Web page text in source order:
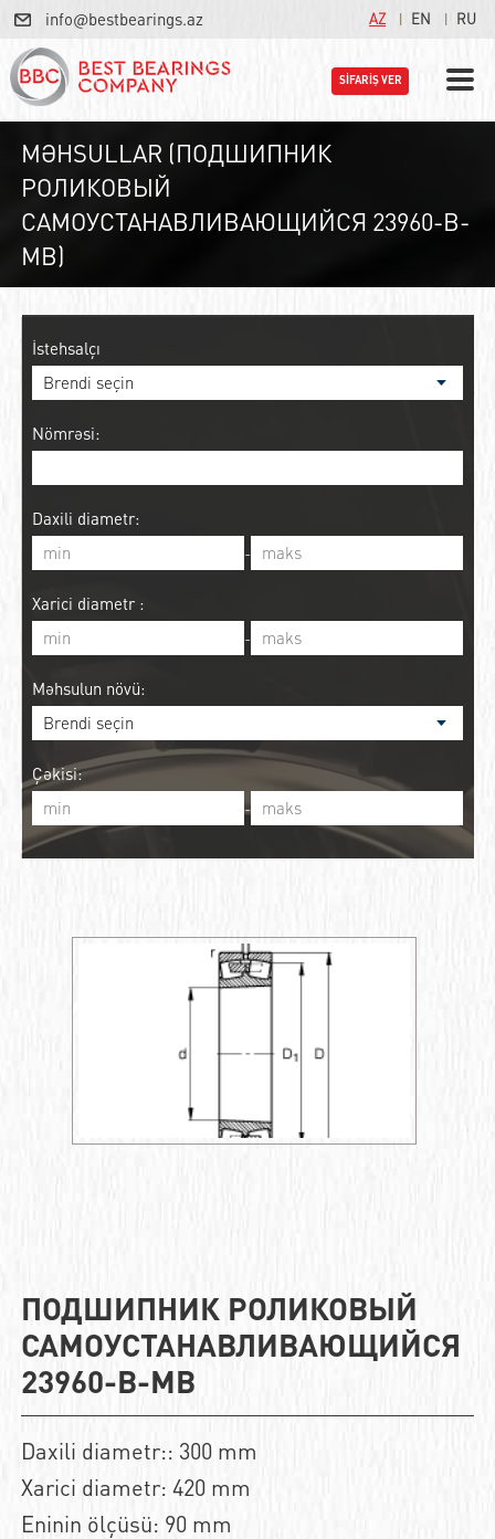
info@bestbearings.az AZ EN RU
SİFARİŞ VER
MƏHSULLAR (ПОДШИПНИК
РОЛИКОВЫЙ
САМОУСТАНАВЛИВАЮЩИЙСЯ 23960-B-
MB)
İstehsalçı
Nömrəsi:
Daxili diametr:
-
Xarici diametr :
-
Məhsulun növü:
Çəkisi:
-
ПОДШИПНИК РОЛИКОВЫЙ
САМОУСТАНАВЛИВАЮЩИЙСЯ
23960-B-MB
Daxili diametr:: 300 mm
Xarici diametr: 420 mm
Eninin ölçüsü: 90 mm